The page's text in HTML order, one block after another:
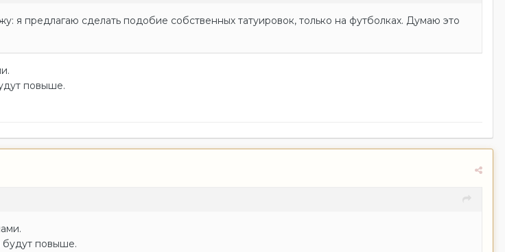
я предлагаю сделать подобие собственных татуировок, только на футболках. Думаю это
повыше.
будут повыше.